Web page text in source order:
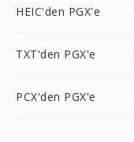
HEIC'den PGX'e
TXT'den PGX'e
PCX'den PGX'e